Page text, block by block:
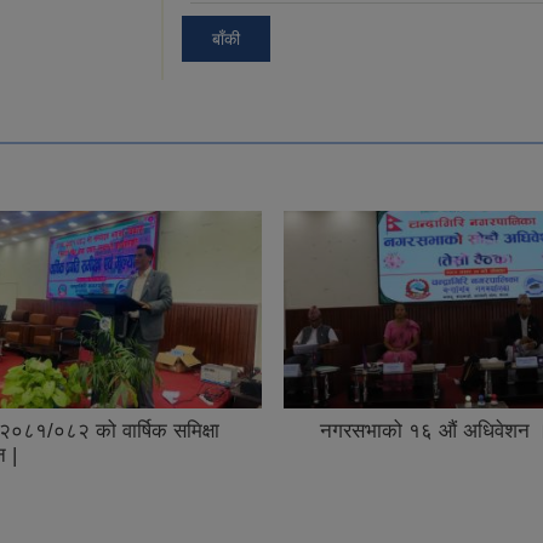
बाँकी
१६ औं अधिवेशन ।
नगर क्षेत्रभित्र रहेका